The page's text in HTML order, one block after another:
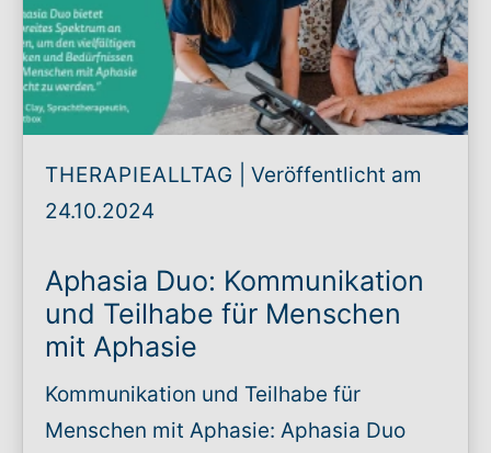
THERAPIEALLTAG |Veröffentlicht am
24.10.2024
Aphasia Duo: Kommunikation
und Teilhabe für Menschen
mit Aphasie
Kommunikation und Teilhabe für
Menschen mit Aphasie: Aphasia Duo